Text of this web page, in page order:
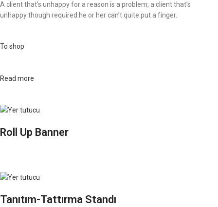
A client that’s unhappy for a reason is a problem, a client that’s
unhappy though required he or her can’t quite put a finger.
To shop
Read more
Roll Up Banner
Tanıtım-Tattırma Standı